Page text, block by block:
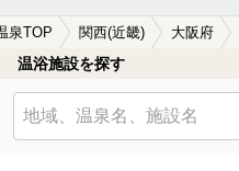
泉TOP 関西(近畿) 大阪府
温浴施設を探す